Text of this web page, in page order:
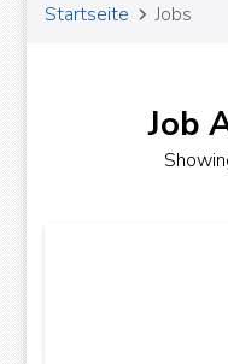
Startseite Jobs
Job